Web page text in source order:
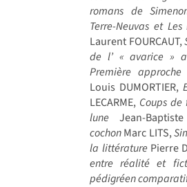
romans de
Terre-Neuvas et
Laurent FOURCAUT,
de l’ « avarice »
Première
Louis DUMORTIER,
LECARME, Coups
lune Jean-Baptiste
cochonMarc LITS,
la littérature Pierre
entre réalité et
pédigréen